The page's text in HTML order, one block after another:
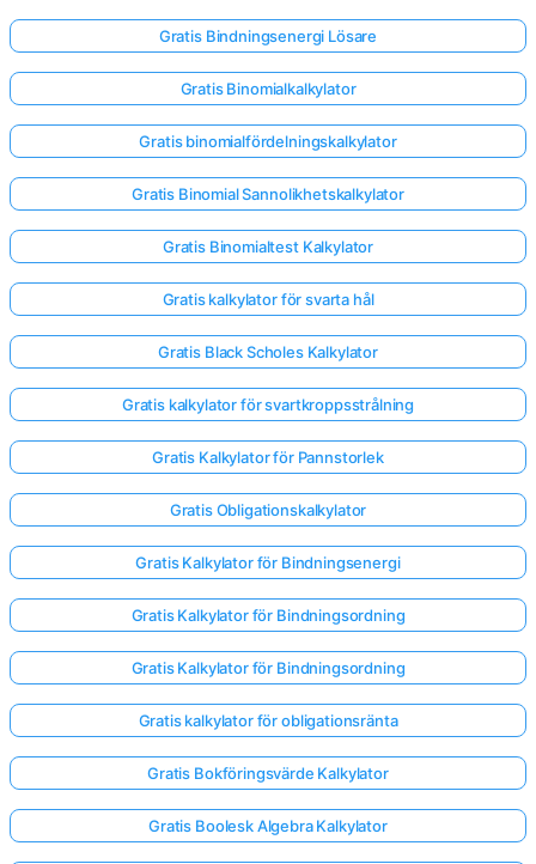
Gratis Bindningsenergi Lösare
Gratis Binomialkalkylator
Gratis binomialfördelningskalkylator
Gratis Binomial Sannolikhetskalkylator
Gratis Binomialtest Kalkylator
Gratis kalkylator för svarta hål
Gratis Black Scholes Kalkylator
Gratis kalkylator för svartkroppsstrålning
Gratis Kalkylator för Pannstorlek
Gratis Obligationskalkylator
Gratis Kalkylator för Bindningsenergi
Gratis Kalkylator för Bindningsordning
Gratis Kalkylator för Bindningsordning
Gratis kalkylator för obligationsränta
Gratis Bokföringsvärde Kalkylator
Gratis Boolesk Algebra Kalkylator